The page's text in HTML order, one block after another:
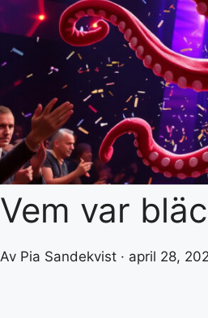
Vem var
Av Pia Sandekvist · april 28,